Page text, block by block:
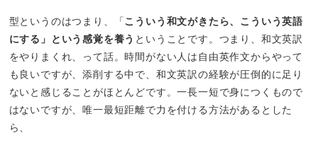
型というのはつまり、「こういう和文がきたら、こういう英語
にする」という感覚を養う ということです。つまり、和文英訳
をやりまくれ、って話。時間がない人は自由英作文からやって
も良いですが、添削する中で、和文英訳の経験が圧倒的に足り
ないと感じることがほとんどです。一長一短で身につくもので
はないですが、唯一最短距離で力を付ける方法があるとした
ら、